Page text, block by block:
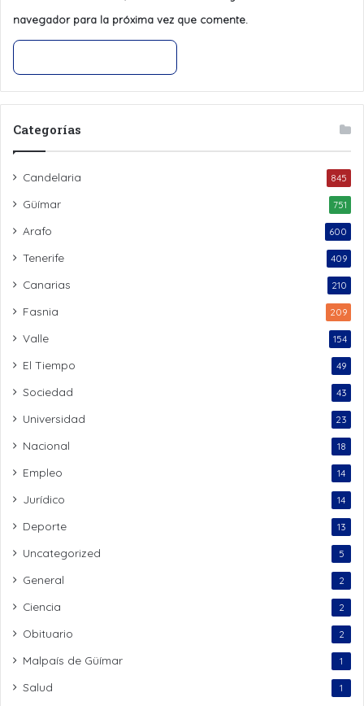
navegador para la próxima vez que comente.
Categorías
Candelaria 845
Güímar 751
Arafo 600
Tenerife 409
Canarias 210
Fasnia 209
Valle 154
El Tiempo 49
Sociedad 43
Universidad 23
Nacional 18
Empleo 14
Jurídico 14
Deporte 13
Uncategorized 5
General 2
Ciencia 2
Obituario 2
Malpaís de Güímar 1
Salud 1